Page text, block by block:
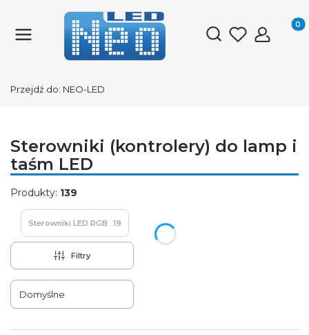
Otwórz
Przejdź do: NEO-LED
Sterowniki (kontrolery) do lamp i
taśm LED
Produkty: 139
Sterowniki LED RGB 19
Filtry
Lista produktów
Domyślne